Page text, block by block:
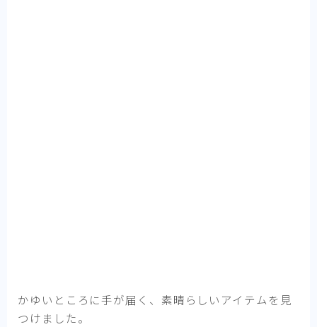
かゆいところに手が届く、素晴らしいアイテムを見
つけました。